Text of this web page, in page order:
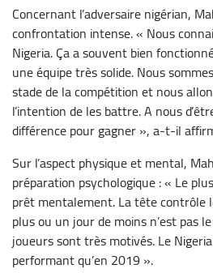
Concernant l’adversaire nigérian,
confrontation intense. « Nous
Nigeria. Ça a souvent bien
une équipe très solide. Nous
stade de la compétition et nous
l’intention de les battre. A nous
différence pour gagner », a-t-il
Sur l’aspect physique et mental,
préparation psychologique : « Le
prêt mentalement. La tête contrôle
plus ou un jour de moins n’est pas
joueurs sont très motivés. Le
performant qu’en 2019 ».